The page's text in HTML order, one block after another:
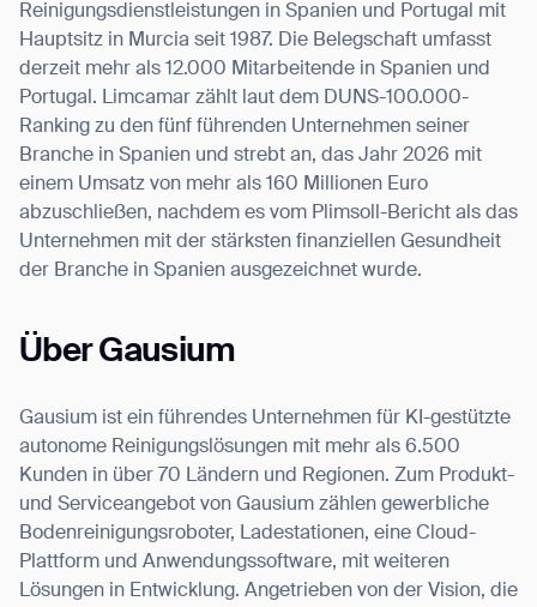
Reinigungsdienstleistungen in Spanien und Portugal mit
Hauptsitz in Murcia seit 1987. Die Belegschaft umfasst
derzeit mehr als 12.000 Mitarbeitende in Spanien und
Portugal. Limcamar zählt laut dem DUNS-100.000-
Ranking zu den fünf führenden Unternehmen seiner
Branche in Spanien und strebt an, das Jahr 2026 mit
einem Umsatz von mehr als 160 Millionen Euro
abzuschließen, nachdem es vom Plimsoll-Bericht als das
Unternehmen mit der stärksten finanziellen Gesundheit
der Branche in Spanien ausgezeichnet wurde.
Über Gausium
Gausium ist ein führendes Unternehmen für KI-gestützte
autonome Reinigungslösungen mit mehr als 6.500
Kunden in über 70 Ländern und Regionen. Zum Produkt-
und Serviceangebot von Gausium zählen gewerbliche
Bodenreinigungsroboter, Ladestationen, eine Cloud-
Plattform und Anwendungssoftware, mit weiteren
Lösungen in Entwicklung. Angetrieben von der Vision, die